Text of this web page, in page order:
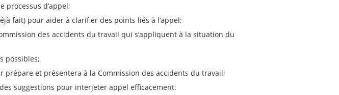
processus d’appel;
fait) pour aider à clarifier des points liés à l’appel;
des accidents du travail qui s’appliquent à la situation du
possibles;
prépare et présentera à la Commission des accidents du travail;
suggestions pour interjeter appel efficacement.